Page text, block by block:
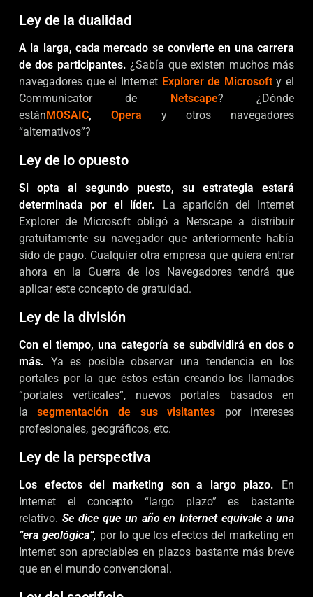
Ley de la dualidad
A la larga, cada mercado se convierte en una carrera
de dos participantes. ¿Sabía que existen muchos más
navegadores que el Internet Explorer de Microsoft y el
Communicator de Netscape? ¿Dónde
estánMOSAIC, Opera y otros navegadores
“alternativos”?
Ley de lo opuesto
Si opta al segundo puesto, su estrategia estará
determinada por el líder. La aparición del Internet
Explorer de Microsoft obligó a Netscape a distribuir
gratuitamente su navegador que anteriormente había
sido de pago. Cualquier otra empresa que quiera entrar
ahora en la Guerra de los Navegadores tendrá que
aplicar este concepto de gratuidad.
Ley de la división
Con el tiempo, una categoría se subdividirá en dos o
más. Ya es posible observar una tendencia en los
portales por la que éstos están creando los llamados
“portales verticales”, nuevos portales basados en
lasegmentación de sus visitantes por intereses
profesionales, geográficos, etc.
Ley de la perspectiva
Los efectos del marketing son a largo plazo. En
Internet el concepto “largo plazo” es bastante
relativo. Se dice que un año en Internet equivale a una
“era geológica”, por lo que los efectos del marketing en
Internet son apreciables en plazos bastante más breve
que en el mundo convencional.